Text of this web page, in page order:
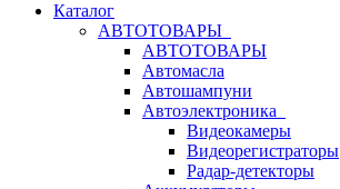
Каталог
АВТОТОВАРЫ
АВТОТОВАРЫ
Автомасла
Автошампуни
Автоэлектроника
Видеокамеры
Видеорегистраторы
Радар-детекторы